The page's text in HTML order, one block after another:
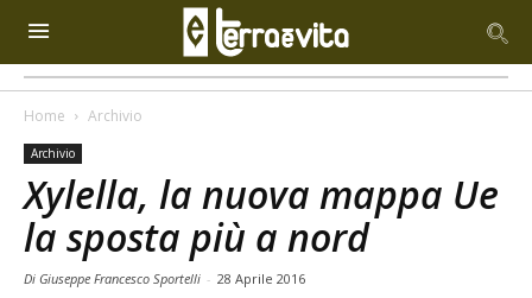
Home Archivio
Archivio
Xylella, la nuova mappa Ue
la sposta più a nord
Di Giuseppe Francesco Sportelli - 28 Aprile 2016